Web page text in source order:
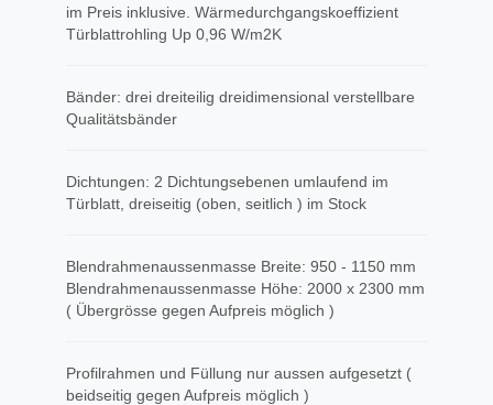
im Preis inklusive. Wärmedurchgangskoeffizient
Türblattrohling Up 0,96 W/m2K
Bänder: drei dreiteilig dreidimensional verstellbare
Qualitätsbänder
Dichtungen: 2 Dichtungsebenen umlaufend im
Türblatt, dreiseitig (oben, seitlich ) im Stock
Blendrahmenaussenmasse Breite: 950 - 1150 mm
Blendrahmenaussenmasse Höhe: 2000 x 2300 mm
( Übergrösse gegen Aufpreis möglich )
Profilrahmen und Füllung nur aussen aufgesetzt (
beidseitig gegen Aufpreis möglich )